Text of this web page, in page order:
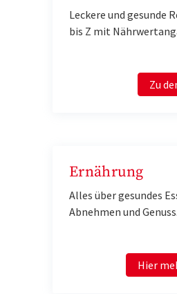
Leckere und gesunde
bis Z mit
Zu
Ernährung
Alles über gesundes
Abnehmen und Genuss.
Hier